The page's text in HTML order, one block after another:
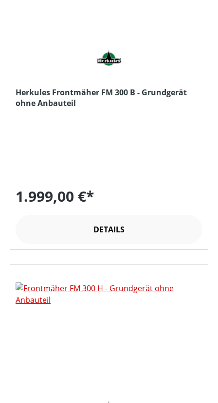
Herkules Frontmäher FM 300 B - Grundgerät
ohne Anbauteil
1.999,00 €*
DETAILS